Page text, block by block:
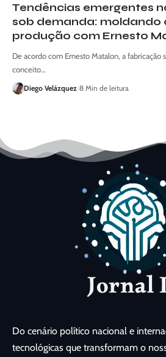
Tendências emergentes
sob demanda: moldando
produção com Ernesto
De acordo com Ernesto Matalon, a fabricação
conceito…
Diego Velázquez 8 Min de leitura
Do cenário político nacional e
tecnológicas que transformam o